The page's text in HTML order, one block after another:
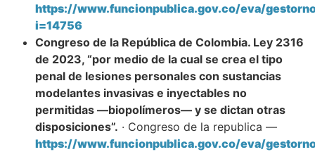
https://www.funcionpublica.gov.co/eva/
i=14756
Congreso de la República de Colombia. Ley 2316
de 2023, “por medio de la cual se crea el tipo
penal de lesiones personales con sustancias
modelantes invasivas e inyectables no
permitidas —biopolímeros— y se dictan otras
disposiciones”. · Congreso de la republica —
https://www.funcionpublica.gov.co/eva/